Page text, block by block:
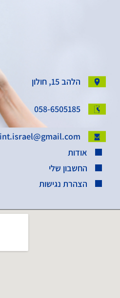
הלהב 15, חולון
058-6505185
אודות
החשבון שלי
הצהרת נגישות